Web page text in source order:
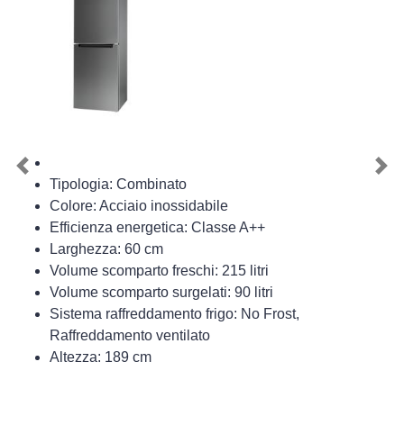
Tipologia: Combinato
Colore: Acciaio inossidabile
Efficienza energetica: Classe A++
Larghezza: 60 cm
Volume scomparto freschi: 215 litri
Volume scomparto surgelati: 90 litri
Sistema raffreddamento frigo: No Frost,
Raffreddamento ventilato
Altezza: 189 cm
Previous